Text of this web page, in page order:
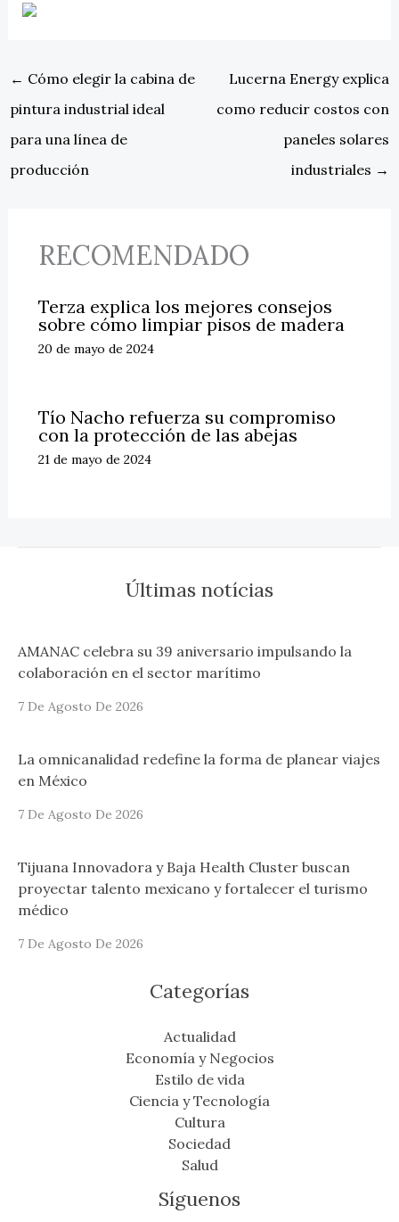
← Cómo elegir la cabina de
pintura industrial ideal
para una línea de
producción
Lucerna Energy explica
como reducir costos con
paneles solares
industriales →
RECOMENDADO
Terza explica los mejores consejos
sobre cómo limpiar pisos de madera
20 de mayo de 2024
Tío Nacho refuerza su compromiso
con la protección de las abejas
21 de mayo de 2024
Últimas notícias
AMANAC celebra su 39 aniversario impulsando la
colaboración en el sector marítimo
7 De Agosto De 2026
La omnicanalidad redefine la forma de planear viajes
en México
7 De Agosto De 2026
Tijuana Innovadora y Baja Health Cluster buscan
proyectar talento mexicano y fortalecer el turismo
médico
7 De Agosto De 2026
Categorías
Actualidad
Economía y Negocios
Estilo de vida
Ciencia y Tecnología
Cultura
Sociedad
Salud
Síguenos